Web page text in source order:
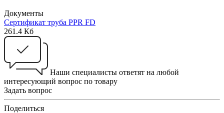
Документы
Сертификат труба PPR FD
261.4 Кб
Наши специалисты ответят на любой
интересующий вопрос по товару
Задать вопрос
Поделиться